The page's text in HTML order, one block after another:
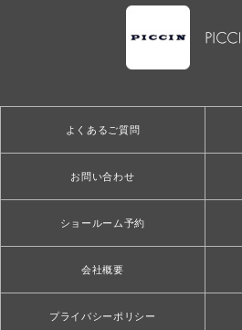
よくあるご質問
お問い合わせ
ショールーム予約
会社概要
プライバシーポリシー